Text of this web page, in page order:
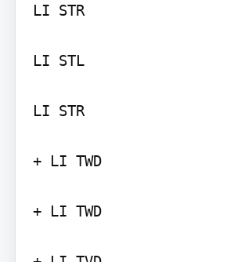
LI STR
LI STL
LI STR
+ LI TWD
+ LI TWD